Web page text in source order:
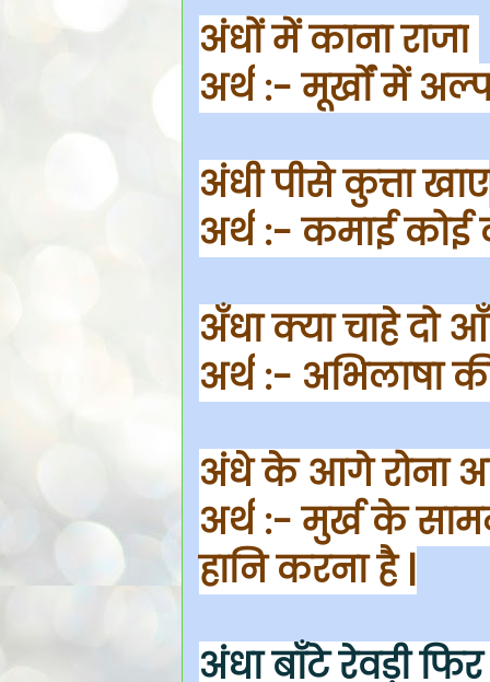
अंधों में काना राजा
अर्थ :- मूर्खों में अल्प
अंधी पीसे कुत्ता खाए
अर्थ :- कमाई कोई
अँधा क्या चाहे दो
अर्थ :- अभिलाषा की
अंधे के आगे रोना
अर्थ :- मुर्ख के
हानि करना है |
अंधा बाँटे रेवड़ी